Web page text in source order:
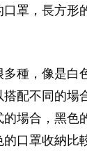
罩，長方形
種，像是白
配不同的場
場合，黑色
口罩收納比